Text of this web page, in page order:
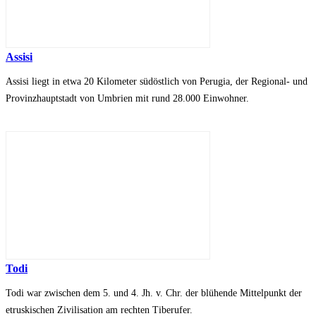
Assisi
Assisi liegt in etwa 20 Kilometer südöstlich von Perugia, der Regional- und
Provinzhauptstadt von Umbrien mit rund 28.000 Einwohner.
Todi
Todi war zwischen dem 5. und 4. Jh. v. Chr. der blühende Mittelpunkt der
etruskischen Zivilisation am rechten Tiberufer.